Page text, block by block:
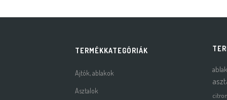
TERMÉKKATEGÓRIÁK
Ajtók, ablakok
Asztalok
ablak